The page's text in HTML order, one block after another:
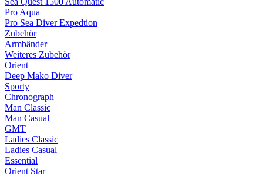
Pro Aqua
Pro Sea Diver Expedtion
Zubehör
Armbänder
Weiteres Zubehör
Orient
Deep Mako Diver
Sporty
Chronograph
Man Classic
Man Casual
GMT
Ladies Classic
Ladies Casual
Essential
Orient Star